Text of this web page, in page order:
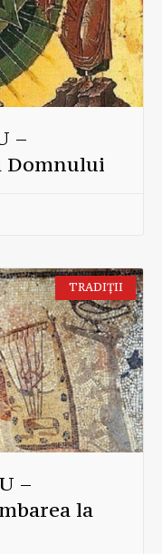
–
Domnului
TRADIȚII
–
la